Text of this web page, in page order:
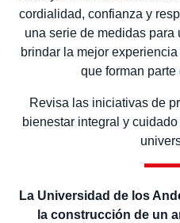
cordialidad, confianza y
una serie de medidas
brindar la mejor
que forman
Revisa las iniciativas de
bienestar integral y
La Universidad de los
la construcción de un